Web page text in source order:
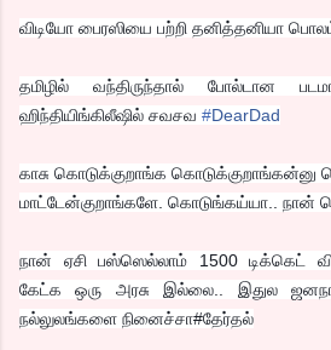
விடியோ பைரஸியை பற்றி தனித்தனியா
தமிழில் வந்திருந்தால் போல்டான
ஹிந்தியிங்கிலீஷில் சவசவ ‪#‎DearDad‬
காசு கொடுக்குறாங்க
மாட்டேன்குறாங்களே. கொடுங்கய்யா.. நான்
நான் ஏசி பஸ்ஸெல்லாம் 1500 டிக்கெட்
கேட்க ஒரு அரசு இல்லை.. இதுல
நல்லுலங்களை நினைச்சா#தேர்தல்